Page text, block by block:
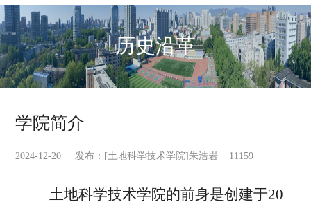
历史沿革
学院简介
2024-12-20 发布：[土地科学技术学院]朱浩岩 11159
土地科学技术学院的前身是创建于20